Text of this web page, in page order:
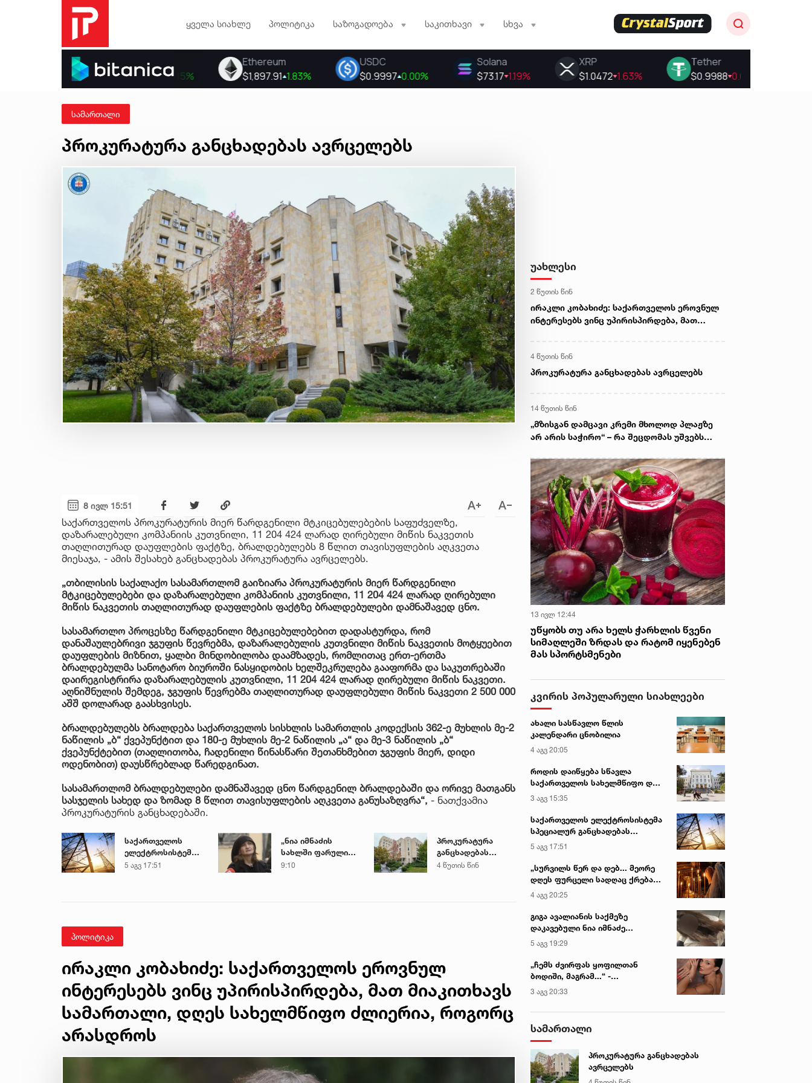
ყველა სიახლე პოლიტიკა საზოგადოება საკითხავი სხვა
სამართალი
პროკურატურა განცხადებას ავრცელებს
8 ივლ 15:51
საქართველოს პროკურატურის მიერ წარდგენილი მტკიცებულებების საფუძველზე,
დაზარალებული კომპანიის კუთვნილი, 11 204 424 ლარად ღირებული მიწის ნაკვეთის
თაღლითურად დაუფლების ფაქტზე, ბრალდებულებს 8 წლით თავისუფლების აღკვეთა
მიესაჯა, - ამის შესახებ განცხადებას პროკურატურა ავრცელებს.
„თბილისის საქალაქო სასამართლომ გაიზიარა პროკურატურის მიერ წარდგენილი
მტკიცებულებები და დაზარალებული კომპანიის კუთვნილი, 11 204 424 ლარად ღირებული
მიწის ნაკვეთის თაღლითურად დაუფლების ფაქტზე ბრალდებულები დამნაშავედ ცნო.
სასამართლო პროცესზე წარდგენილი მტკიცებულებებით დადასტურდა, რომ
დანაშაულებრივი ჯგუფის წევრებმა, დაზარალებულის კუთვნილი მიწის ნაკვეთის მოტყუებით
დაუფლების მიზნით, ყალბი მინდობილობა დაამზადეს, რომლითაც ერთ-ერთმა
ბრალდებულმა სანოტარო ბიუროში ნასყიდობის ხელშეკრულება გააფორმა და საკუთრებაში
დაირეგისტრირა დაზარალებულის კუთვნილი, 11 204 424 ლარად ღირებული მიწის ნაკვეთი.
აღნიშნულის შემდეგ, ჯგუფის წევრებმა თაღლითურად დაუფლებული მიწის ნაკვეთი 2 500 000
აშშ დოლარად გაასხვისეს.
ბრალდებულებს ბრალდება საქართველოს სისხლის სამართლის კოდექსის 362-ე მუხლის მე-2
ნაწილის „ბ“ ქვეპუნქტით და 180-ე მუხლის მე-2 ნაწილის „ა“ და მე-3 ნაწილის „ბ“
ქვეპუნქტებით (თაღლითობა, ჩადენილი წინასწარი შეთანხმებით ჯგუფის მიერ, დიდი
ოდენობით) დაუსწრებლად წარედგინათ.
სასამართლომ ბრალდებულები დამნაშავედ ცნო წარდგენილ ბრალდებაში და ორივე მათგანს
სასჯელის სახედ და ზომად 8 წლით თავისუფლების აღკვეთა განუსაზღვრა“, - ნათქვამია
პროკურატურის განცხადებაში.
საქართველოს
ელექტროსისტემა
სპეციალურ
5 აგვ 17:51
„ნია იმნაძის
სახლში ფარული
მოსასმენი იყო
9:10
პროკურატურა
განცხადებას
ავრცელებს
4 წუთის წინ
პოლიტიკა
ირაკლი კობახიძე: საქართველოს ეროვნულ
ინტერესებს ვინც უპირისპირდება, მათ მიაკითხავს
სამართალი, დღეს სახელმწიფო ძლიერია, როგორც
არასდროს
უახლესი
2 წუთის წინ
ირაკლი კობახიძე: საქართველოს ეროვნულ
ინტერესებს ვინც უპირისპირდება, მათ
4 წუთის წინ
პროკურატურა განცხადებას ავრცელებს
14 წუთის წინ
„მზისგან დამცავი კრემი მხოლოდ პლაჟზე
არ არის საჭირო“ – რა შეცდომას უშვებს
13 ივლ 12:44
უწყობს თუ არა ხელს ჭარხლის წვენი
სიმაღლეში ზრდას და რატომ იყენებენ
მას სპორტსმენები
კვირის პოპულარული სიახლეები
ახალი სასწავლო წლის
კალენდარი ცნობილია
4 აგვ 20:05
როდის დაიწყება სწავლა
საქართველოს სახელმწიფო და
კერძო უნივერსიტეტებში
3 აგვ 15:35
საქართველოს ელექტროსისტემა
სპეციალურ განცხადებას
ავრცელებს
5 აგვ 17:51
„სურვილს წერ და დებ... მეორე
დღეს ფურცელი სადღაც ქრება
და სურვილი სრულდება...“ -
სასწაულმოქმედი ტაძარი შიდა
ქართლში
4 აგვ 20:25
გიგა ავალიანის საქმეზე
დაკავებული ნია იმნაძე
კლინიკაში გადაჰყავთ
5 აგვ 19:29
„ჩემს ძვირფას ყოფილთან
ბოდიში, მაგრამ...“ -
ალექსანდრა პაიჭაძის
გულწრფელი აღიარება
3 აგვ 20:33
სამართალი
პროკურატურა განცხადებას
ავრცელებს